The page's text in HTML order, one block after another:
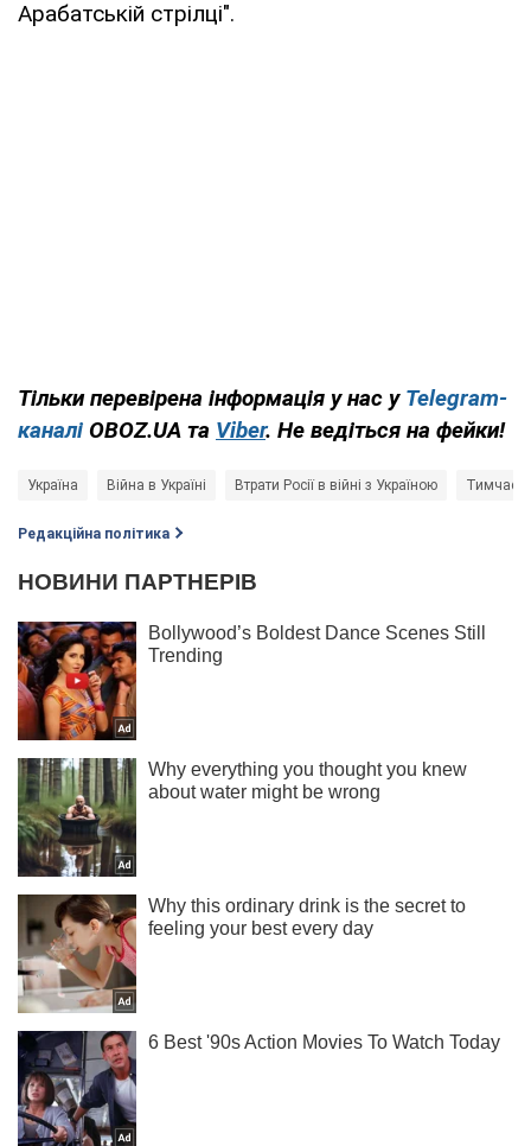
Арабатській стрілці".
Тільки перевірена інформація у нас у Telegram-
каналі OBOZ.UA та Viber. Не ведіться на фейки!
Україна Війна в Україні Втрати Росії в війні з Україною
Редакційна політика